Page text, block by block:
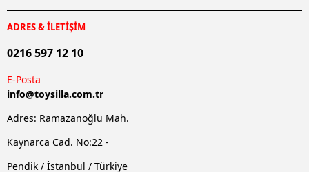
ADRES & İLETİŞİM
0216 597 12 10
E-Posta
info@toysilla.com.tr
Adres: Ramazanoğlu Mah.
Kaynarca Cad. No:22 -
Pendik / İstanbul / Türkiye